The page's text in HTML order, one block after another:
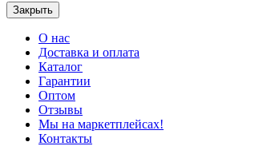
Закрыть
О нас
Доставка и оплата
Каталог
Гарантии
Оптом
Отзывы
Мы на маркетплейсах!
Контакты